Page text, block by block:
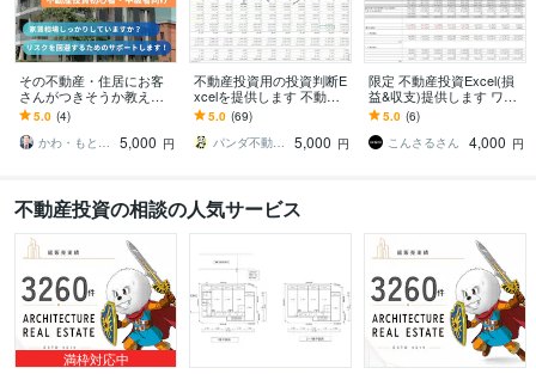
その不動産・住居にお客
さんがつきそうか教えま
す 【不動産投資初心者・
中級者向けサービス】全
国どこでも可能！
5.0 (4)
かわ・もと君（不動産仲介のプロ）
5,000 円
不動産投資用の投資判断E
xcelを提供します 不動産
鑑定士が作成してお送り
します。
5.0 (69)
パンダ不動産鑑定
5,000 円
限定 不動産投資Excel(損
益&収支)提供します ワン
ルームマンション投資を
しよう！数値イメージを
しっかり持つ
5.0 (6)
こんさるさん
4,000 円
不動産投資の相談の人気サービス
満枠対応中